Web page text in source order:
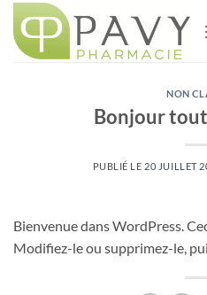
au
contenu
NON
Bonjour
PUBLIÉ LE 20 JUILLET
Bienvenue dans WordPress.
Modifiez-le ou supprimez-le,